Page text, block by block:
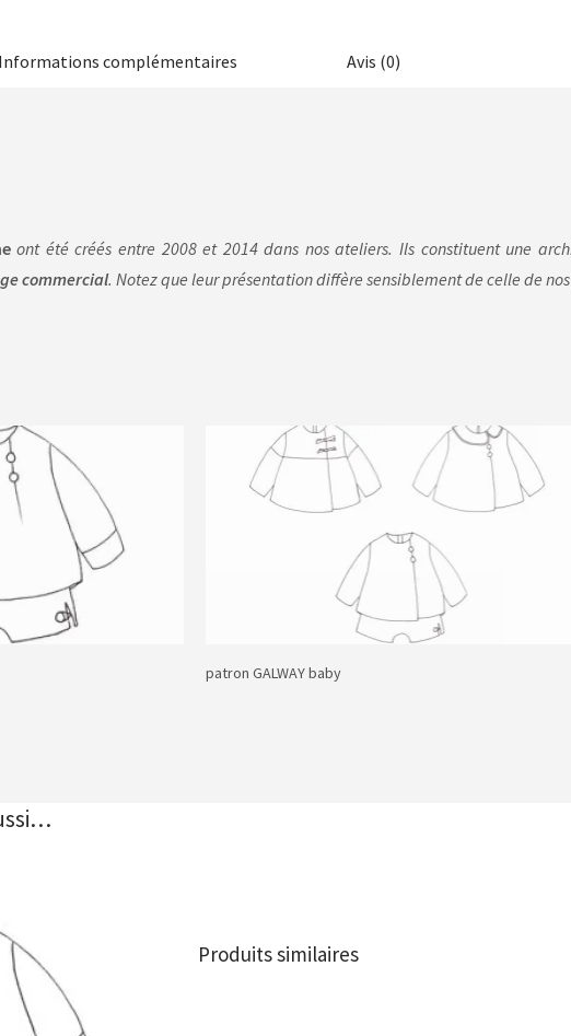
Informations complémentaires Avis (0)
ont été créés entre 2008 et 2014 dans nos ateliers. Ils constituent une
commercial. Notez que leur présentation diffère sensiblement de celle de
patron GALWAY baby
Produits similaires